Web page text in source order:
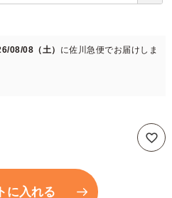
必
)
08/08（土） に佐川急便でお届けしま
に入れる